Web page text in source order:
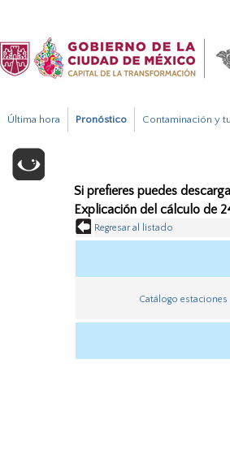
Última hora Pronóstico Contaminación y
Si prefieres puedes
Explicación del cálculo de
Regresar al listado
Catálogo estaciones